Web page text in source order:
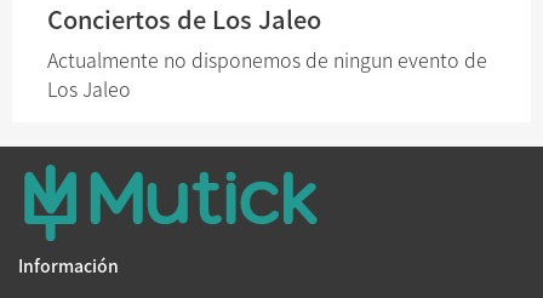
Conciertos de Los Jaleo
Actualmente no disponemos de ningun evento de
Los Jaleo
Información